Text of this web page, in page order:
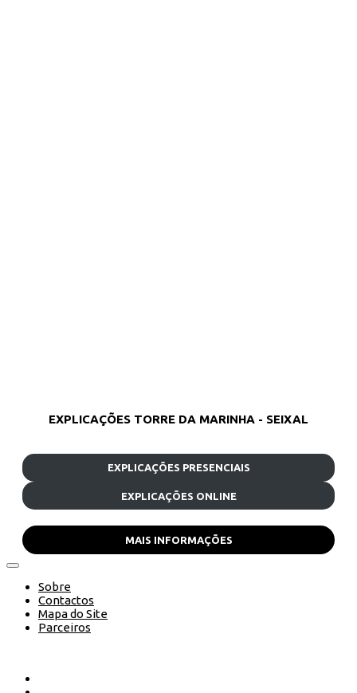
EXPLICAÇÕES TORRE DA MARINHA - SEIXAL
EXPLICAÇÕES PRESENCIAIS
EXPLICAÇÕES ONLINE
MAIS INFORMAÇÕES
Sobre
Contactos
Mapa do Site
Parceiros